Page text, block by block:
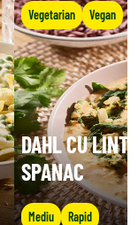
Vegetarian Vegan
DAHL CU
SPANAC
Mediu Rapid